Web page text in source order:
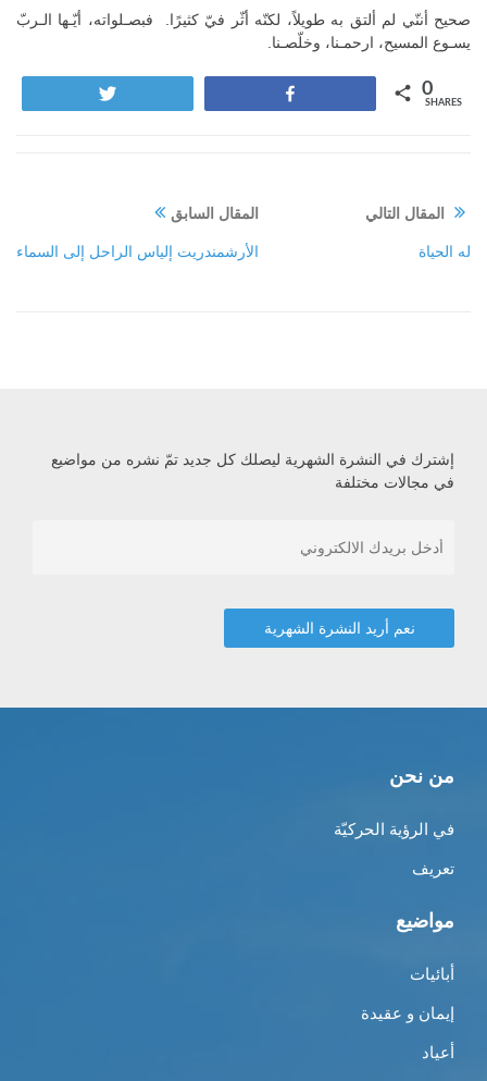
صحيح أننّي لم ألتق به طويلاً، لكنّه أثّر فيّ كثيرًا. فبصـلواته، أيّـها الـربّ
يسـوع المسيح، ارحمـنا، وخلّصـنا.
0
SHARES
المقال السابق
الأرشمندريت إلياس الراحل إلى السماء
المقال التالي
له الحياة
إشترك في النشرة الشهرية ليصلك كل جديد تمّ نشره من مواضيع
في مجالات مختلفة
من نحن
في الرؤية الحركيّة
تعريف
مواضيع
أبائيات
إيمان و عقيدة
أعياد